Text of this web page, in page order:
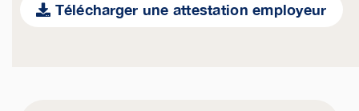
Télécharger une attestation employeur